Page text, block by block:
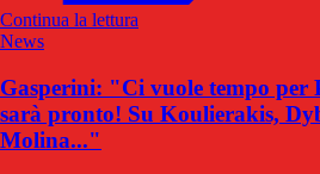
Continua la lettura
News
Gasperini: "Ci vuole tempo per
sarà pronto! Su Koulierakis,
Molina..."